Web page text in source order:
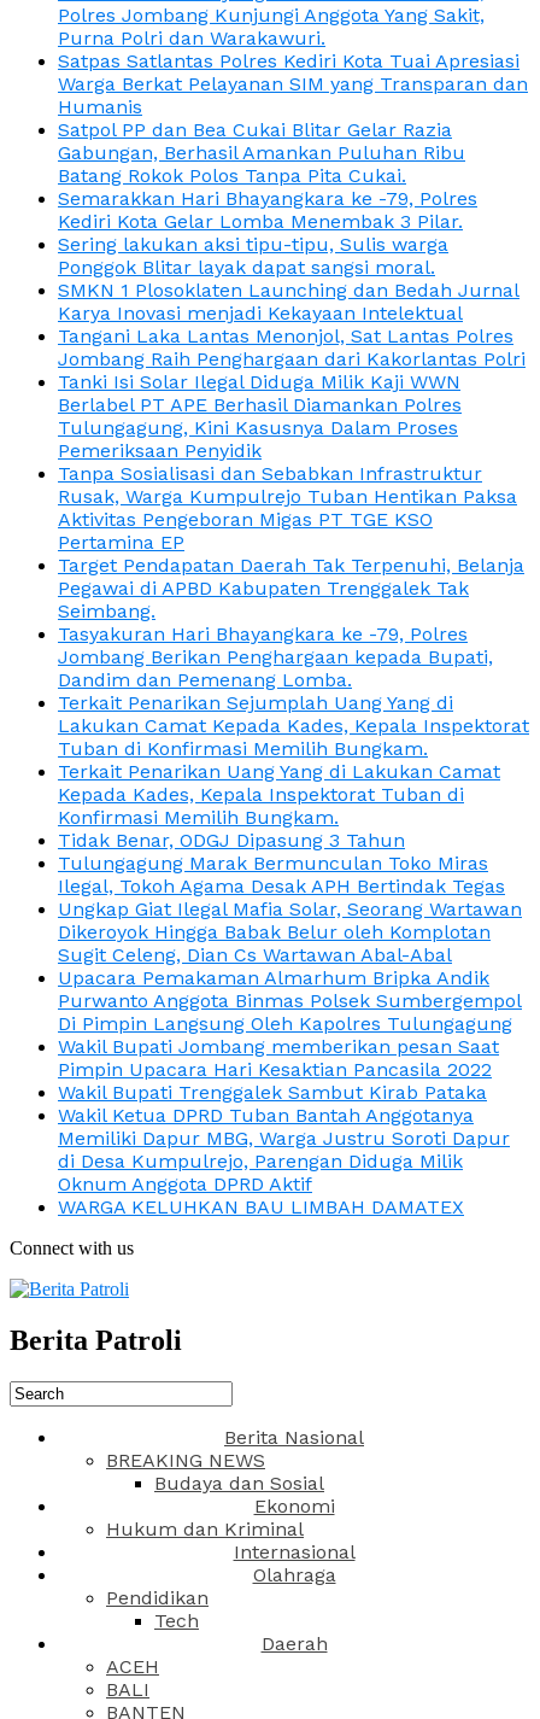
Polres Jombang Kunjungi Anggota Yang Sakit,
Purna Polri dan Warakawuri.
Satpas Satlantas Polres Kediri Kota Tuai Apresiasi
Warga Berkat Pelayanan SIM yang Transparan dan
Humanis
Satpol PP dan Bea Cukai Blitar Gelar Razia
Gabungan, Berhasil Amankan Puluhan Ribu
Batang Rokok Polos Tanpa Pita Cukai.
Semarakkan Hari Bhayangkara ke -79, Polres
Kediri Kota Gelar Lomba Menembak 3 Pilar.
Sering lakukan aksi tipu-tipu, Sulis warga
Ponggok Blitar layak dapat sangsi moral.
SMKN 1 Plosoklaten Launching dan Bedah Jurnal
Karya Inovasi menjadi Kekayaan Intelektual
Tangani Laka Lantas Menonjol, Sat Lantas Polres
Jombang Raih Penghargaan dari Kakorlantas Polri
Tanki Isi Solar Ilegal Diduga Milik Kaji WWN
Berlabel PT APE Berhasil Diamankan Polres
Tulungagung, Kini Kasusnya Dalam Proses
Pemeriksaan Penyidik
Tanpa Sosialisasi dan Sebabkan Infrastruktur
Rusak, Warga Kumpulrejo Tuban Hentikan Paksa
Aktivitas Pengeboran Migas PT TGE KSO
Pertamina EP
Target Pendapatan Daerah Tak Terpenuhi, Belanja
Pegawai di APBD Kabupaten Trenggalek Tak
Seimbang.
Tasyakuran Hari Bhayangkara ke -79, Polres
Jombang Berikan Penghargaan kepada Bupati,
Dandim dan Pemenang Lomba.
Terkait Penarikan Sejumplah Uang Yang di
Lakukan Camat Kepada Kades, Kepala Inspektorat
Tuban di Konfirmasi Memilih Bungkam.
Terkait Penarikan Uang Yang di Lakukan Camat
Kepada Kades, Kepala Inspektorat Tuban di
Konfirmasi Memilih Bungkam.
Tidak Benar, ODGJ Dipasung 3 Tahun
Tulungagung Marak Bermunculan Toko Miras
Ilegal, Tokoh Agama Desak APH Bertindak Tegas
Ungkap Giat Ilegal Mafia Solar, Seorang Wartawan
Dikeroyok Hingga Babak Belur oleh Komplotan
Sugit Celeng, Dian Cs Wartawan Abal-Abal
Upacara Pemakaman Almarhum Bripka Andik
Purwanto Anggota Binmas Polsek Sumbergempol
Di Pimpin Langsung Oleh Kapolres Tulungagung
Wakil Bupati Jombang memberikan pesan Saat
Pimpin Upacara Hari Kesaktian Pancasila 2022
Wakil Bupati Trenggalek Sambut Kirab Pataka
Wakil Ketua DPRD Tuban Bantah Anggotanya
Memiliki Dapur MBG, Warga Justru Soroti Dapur
di Desa Kumpulrejo, Parengan Diduga Milik
Oknum Anggota DPRD Aktif
WARGA KELUHKAN BAU LIMBAH DAMATEX
Connect with us
Berita Patroli
Berita Nasional
BREAKING NEWS
Budaya dan Sosial
Ekonomi
Hukum dan Kriminal
Internasional
Olahraga
Pendidikan
Tech
Daerah
ACEH
BALI
BANTEN